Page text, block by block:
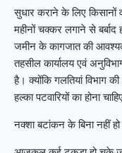
सुधार कराने के लिए किसानों
महीनों चक्कर लगाने से बर्बाद
जमीन के कागजात की
तहसील कार्यालय एवं
है। क्योंकि गलतियां विभाग
हल्का पटवारियों का होना
नक्शा बटांकन के बिना नहीं